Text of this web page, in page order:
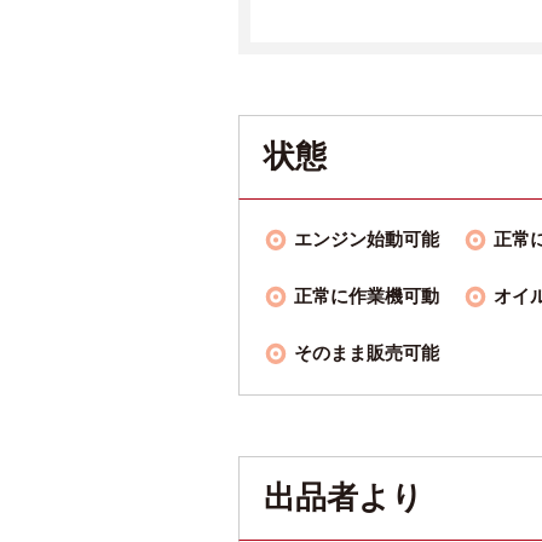
状態
エンジン始動可能 正常
正常に作業機可動 オイ
そのまま販売可能
出品者より